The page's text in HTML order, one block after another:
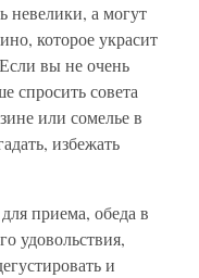
невелики, а могут
которое украсит
вы не очень
спросить совета
или сомелье в
избежать
приема, обеда в
удовольствия,
и